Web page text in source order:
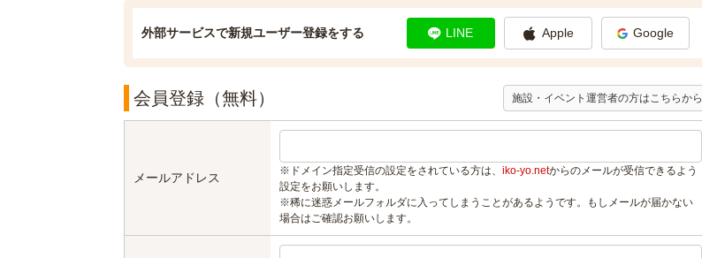
外部サービスで新規ユーザー登録をする LINE Apple Google
会員登録（無料） 施設・イベント運営者の方はこちらから
メールアドレス ※ドメイン指定受信の設定をされている方は、 iko-yo.netからのメールが受信できるよう
設定をお願いします。
※稀に迷惑メールフォルダに入ってしまうことがあるようです。もしメールが届かない
場合はご確認お願いします。